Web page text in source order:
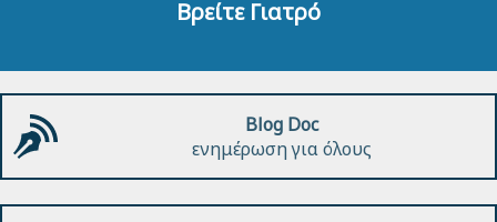
Βρείτε Γιατρό
Blog Doc
ενημέρωση για όλους